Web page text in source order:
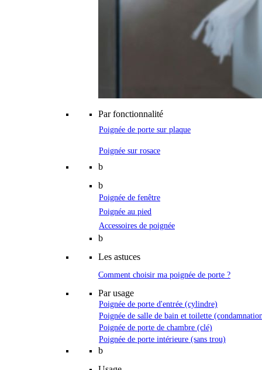
Par fonctionnalité
Poignée de porte sur plaque
Poignée sur rosace
b
b
Poignée de fenêtre
Poignée au pied
Accessoires de poignée
b
Les astuces
Comment choisir ma poignée de porte ?
Par usage
Poignée de porte d'entrée (cylindre)
Poignée de salle de bain et toilette
Poignée de porte de chambre (clé)
Poignée de porte intérieure (sans trou)
b